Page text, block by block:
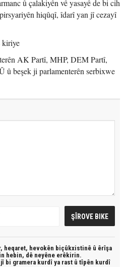
û çalakiyên vê yasayê de bi cih
hiqûqî, îdarî yan jî cezayî
kiriye
AK Partî, MHP, DEM Partî,
beşek ji parlamenterên serbixwe
heqaret, hevokên biçûkxistinê û êrîşa
hebin, dê neyêne erêkirin.
bi gramera kurdî ya rast û tîpên kurdî